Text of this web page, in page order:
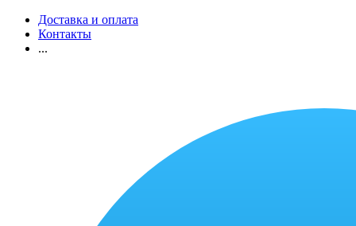
Доставка и оплата
Контакты
...